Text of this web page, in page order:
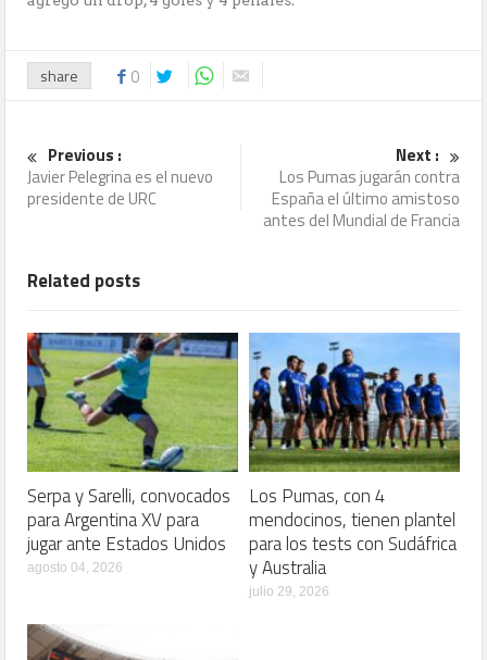
share 0
Previous :
Javier Pelegrina es el nuevo
presidente de URC
Next :
Los Pumas jugarán contra
España el último amistoso
antes del Mundial de Francia
Related posts
Serpa y Sarelli, convocados
para Argentina XV para
jugar ante Estados Unidos
agosto 04, 2026
Los Pumas, con 4
mendocinos, tienen plantel
para los tests con Sudáfrica
y Australia
julio 29, 2026